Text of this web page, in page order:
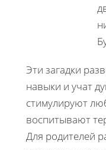
Эти загадки
навыки и учат
стимулируют
воспитывают
Для родителей